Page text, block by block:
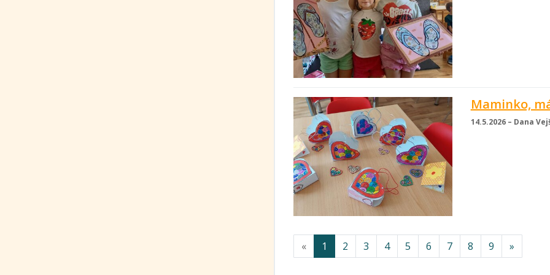
Maminko,
14.5.2026 – Dana
« 1 2 3 4 5 6 7 8 9 »